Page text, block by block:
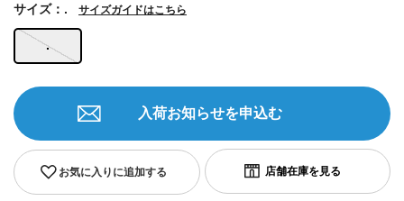
.
サイズ：. サイズガイドはこちら
お気に入りに追加する
入荷お知らせを申込む